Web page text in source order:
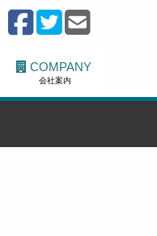
COMPANY
会社案内